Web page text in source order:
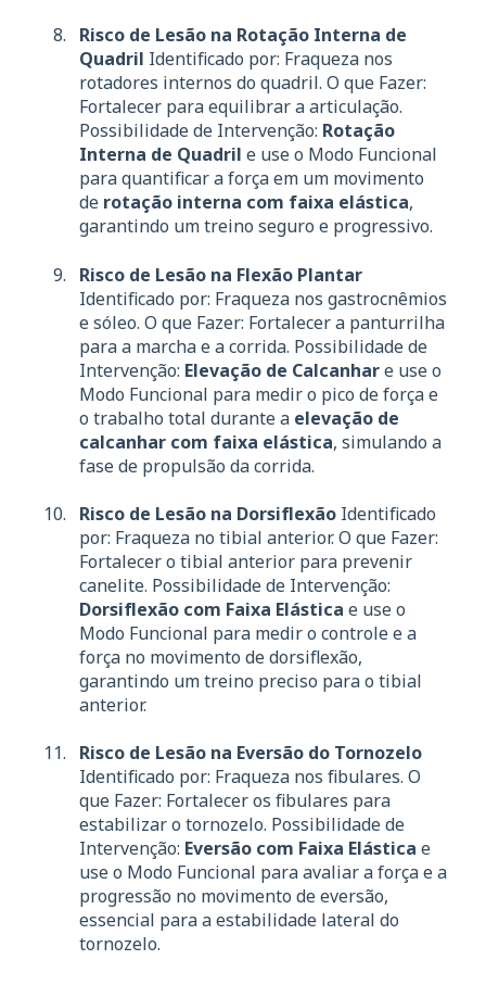
Risco de Lesão na Rotação Interna de
Quadril Identificado por: Fraqueza nos
rotadores internos do quadril. O que Fazer:
Fortalecer para equilibrar a articulação.
Possibilidade de Intervenção: Rotação
Interna de Quadril e use o Modo Funcional
para quantificar a força em um movimento
de rotação interna com faixa elástica,
garantindo um treino seguro e progressivo.
Risco de Lesão na Flexão Plantar
Identificado por: Fraqueza nos gastrocnêmios
e sóleo. O que Fazer: Fortalecer a panturrilha
para a marcha e a corrida. Possibilidade de
Intervenção: Elevação de Calcanhare use o
Modo Funcional para medir o pico de força e
o trabalho total durante a elevação de
calcanhar com faixa elástica, simulando a
fase de propulsão da corrida.
Risco de Lesão na Dorsiflexão Identificado
por: Fraqueza no tibial anterior. O que Fazer:
Fortalecer o tibial anterior para prevenir
canelite. Possibilidade de Intervenção:
Dorsiflexão com Faixa Elástica e use o
Modo Funcional para medir o controle e a
força no movimento de dorsiflexão,
garantindo um treino preciso para o tibial
anterior.
Risco de Lesão na Eversão do Tornozelo
Identificado por: Fraqueza nos fibulares. O
que Fazer: Fortalecer os fibulares para
estabilizar o tornozelo. Possibilidade de
Intervenção: Eversão com Faixa Elástica e
use o Modo Funcional para avaliar a força e a
progressão no movimento de eversão,
essencial para a estabilidade lateral do
tornozelo.